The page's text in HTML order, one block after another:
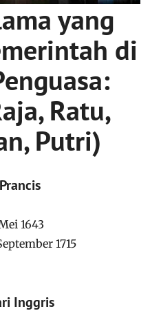
yang
di
Ratu,
Putri)
1643
1715
Inggris